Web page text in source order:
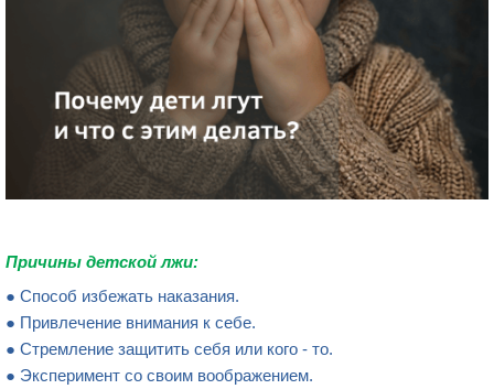
Причины детской лжи:
● Способ избежать наказания.
● Привлечение внимания к себе.
● Стремление защитить себя или кого - то.
● Эксперимент со своим воображением.